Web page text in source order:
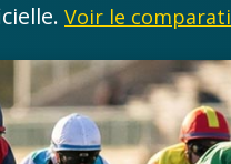
Voir le